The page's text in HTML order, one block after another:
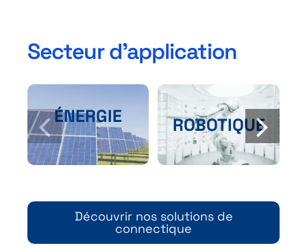
Secteur d’application
ÉNERGIE ROBOTIQUE
Découvrir nos solutions de
connectique